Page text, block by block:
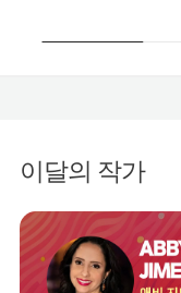
이달의 작가